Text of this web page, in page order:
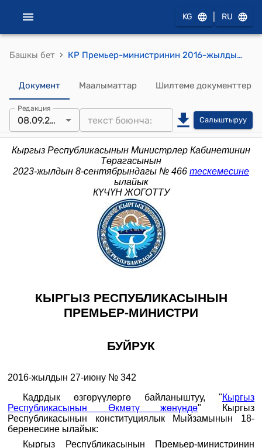
KG RU
Башкы бет › КР Премьер-министринин 2016-жылдын 27-июнундагы № 342 (Кыргыз Республикасынын Премьер-министринин 2015-жылдын 19-июнундагы № 248 буйругуна өзгөртүү киргизүү тууралуу) буйругу
Документ Маалыматтар Шилтеме документтер
Редакция
08.09.2023 Салыштыруу